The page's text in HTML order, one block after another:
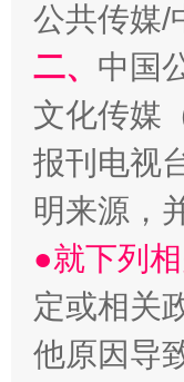
揭批美
公共传媒/
二、 中国
文化传媒
报刊电视
明来源，
●就下列
定或相关
他原因导